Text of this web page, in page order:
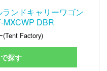
ンドキャリーワゴン
MXCWP DBR
(Tent Factory)
探す